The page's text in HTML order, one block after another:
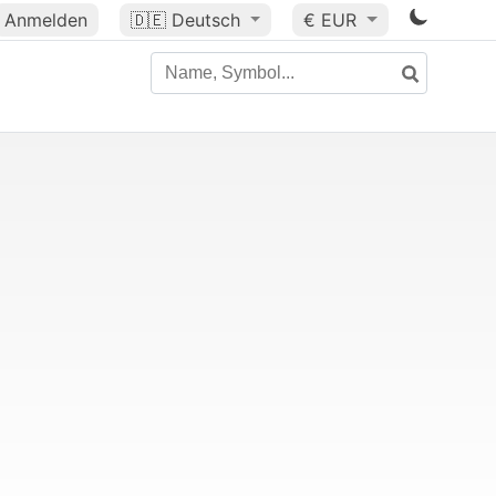
Anmelden 🇩🇪 Deutsch € EUR